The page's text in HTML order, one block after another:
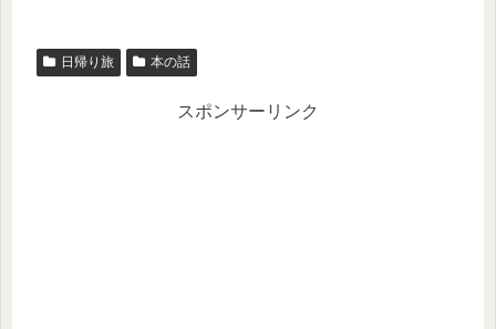
日帰り旅 本の話
スポンサーリンク